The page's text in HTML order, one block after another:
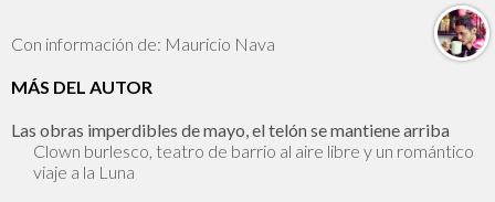
Con información de: Mauricio Nava
MÁS DEL AUTOR
Las obras imperdibles de mayo, el telón se mantiene arriba
Clown burlesco, teatro de barrio al aire libre y un romántico
viaje a la Luna